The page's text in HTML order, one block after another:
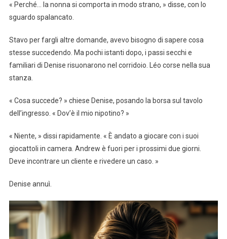
« Perché… la nonna si comporta in modo strano, » disse, con lo
sguardo spalancato.
Stavo per fargli altre domande, avevo bisogno di sapere cosa
stesse succedendo. Ma pochi istanti dopo, i passi secchi e
familiari di Denise risuonarono nel corridoio. Léo corse nella sua
stanza.
« Cosa succede? » chiese Denise, posando la borsa sul tavolo
dell’ingresso. « Dov’è il mio nipotino? »
« Niente, » dissi rapidamente. « È andato a giocare con i suoi
giocattoli in camera. Andrew è fuori per i prossimi due giorni.
Deve incontrare un cliente e rivedere un caso. »
Denise annuì.